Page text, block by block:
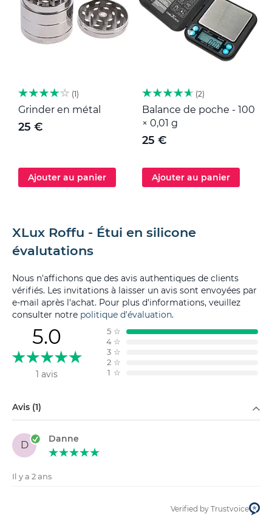
1
Grinder en métal
25 €
Ajouter au panier
2
Balance de poche - 100
× 0,01 g
25 €
Ajouter au panier
XLux Roffu - Étui en silicone
évalutations
Nous n'affichons que des avis authentiques de clients
vérifiés. Les invitations à laisser un avis sont envoyées par
e-mail après l'achat. Pour plus d'informations, veuillez
consulter notre politique d'évaluation.
5.0
1 avis
5 ☆
4 ☆
3 ☆
2 ☆
1 ☆
Avis (1)
D
Danne
Il y a 2 ans
Verified by Trustvoice